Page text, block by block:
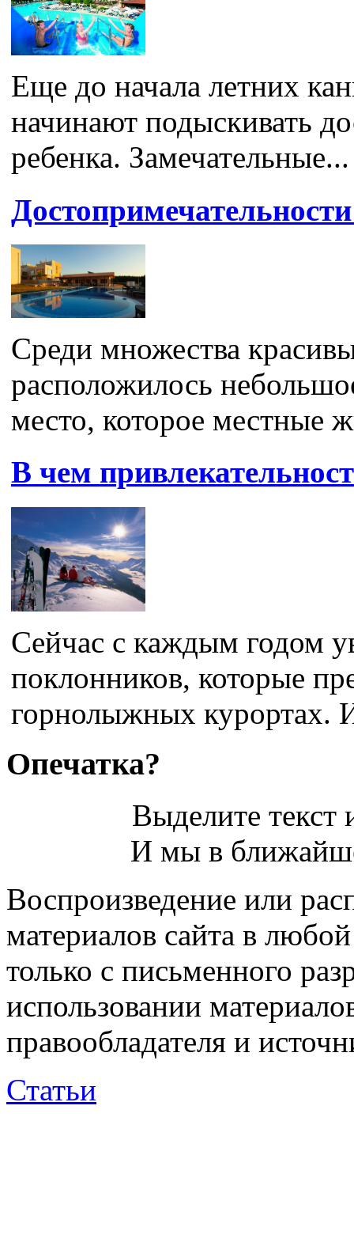
Еще до начала летних
начинают подыскивать
ребенка. Замечательные...
Среди множества
расположилось
место, которое местные
В чем
Сейчас с каждым годом
поклонников, которые
горнолыжных курортах.
Опечатка?
Выделите
И мы в
Воспроизведение или
материалов сайта в
только с письменного
использовании
правообладателя и
Статьи